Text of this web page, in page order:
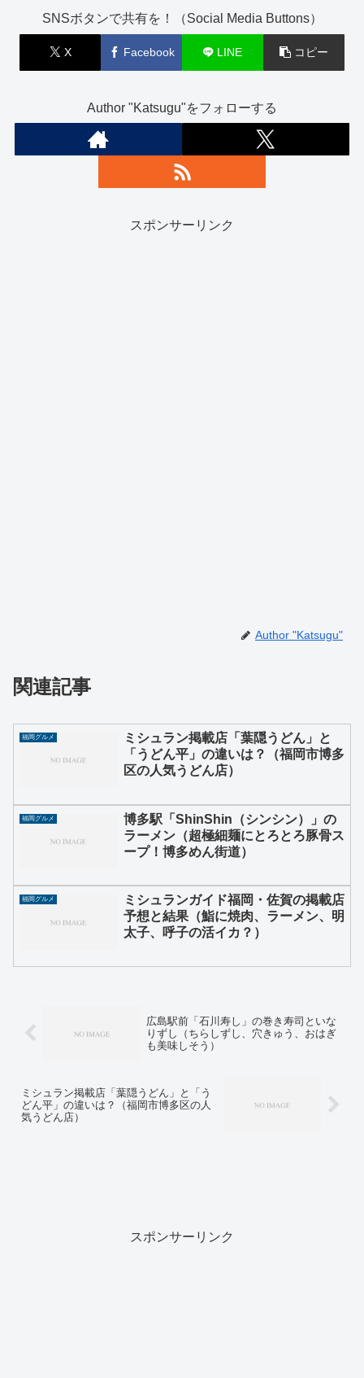
SNSボタンで共有を！（Social Media Buttons）
X Facebook LINE コピー
Author "Katsugu"をフォローする
スポンサーリンク
Author "Katsugu"
関連記事
福岡グルメ
ミシュラン掲載店「葉隠うどん」と
「うどん平」の違いは？（福岡市博多
区の人気うどん店）
福岡グルメ
博多駅「ShinShin（シンシン）」の
ラーメン（超極細麺にとろとろ豚骨ス
ープ！博多めん街道）
福岡グルメ
ミシュランガイド福岡・佐賀の掲載店
予想と結果（鮨に焼肉、ラーメン、明
太子、呼子の活イカ？）
広島駅前「石川寿し」の巻き寿司といな
りずし（ちらしずし、穴きゅう、おはぎ
も美味しそう）
ミシュラン掲載店「葉隠うどん」と「う
どん平」の違いは？（福岡市博多区の人
気うどん店）
スポンサーリンク